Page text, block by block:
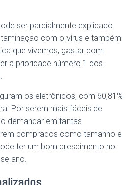
ser parcialmente explicado
com o vírus e também
que vivemos, gastar com
a prioridade número 1 dos
os eletrônicos, com 60,81%
Por serem mais fáceis de
demandar em tantas
comprados como tamanho e
ter um bom crescimento no
ano.